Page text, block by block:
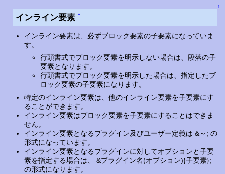
↑
インライン要素 †
インライン要素は、必ずブロック要素の子要素になっていま
す。
行頭書式でブロック要素を明示しない場合は、段落の子
要素となります。
行頭書式でブロック要素を明示した場合は、指定したブ
ロック要素の子要素になります。
特定のインライン要素は、他のインライン要素を子要素にす
ることができます。
インライン要素はブロック要素を子要素にすることはできま
せん。
インライン要素となるプラグイン及びユーザー定義は &～; の
形式になっています。
インライン要素となるプラグインに対してオプションと子要
素を指定する場合は、 &プラグイン名(オプション){子要素};
の形式になります。